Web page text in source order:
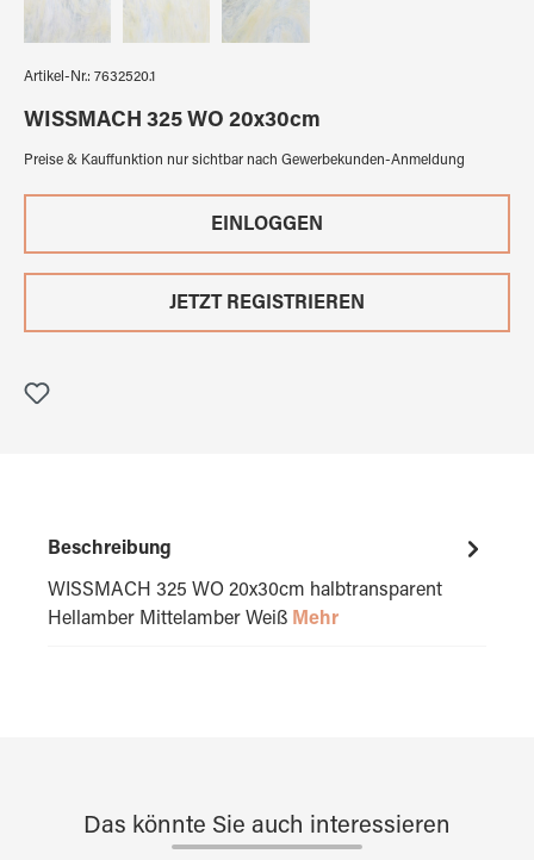
Artikel-Nr.: 7632520.1
WISSMACH 325 WO 20x30cm
Preise & Kauffunktion nur sichtbar nach Gewerbekunden-Anmeldung
EINLOGGEN
JETZT REGISTRIEREN
Beschreibung
WISSMACH 325 WO 20x30cm halbtransparent
Hellamber Mittelamber Weiß Mehr
Das könnte Sie auch interessieren